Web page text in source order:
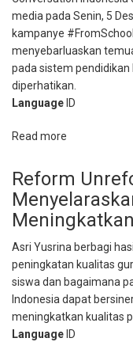
media pada Senin, 5
kampanye
menyebarluaskan
pada sistem
diperhatikan.
Language ID
Read more
Media:
RISE
untuk
Atasi
Krisis
Pembelajaran
Indonesia
Reform
Asri Yusrina berbagi
peningkatan kualitas
siswa dan bagaimana
Indonesia dapat
meningkatkan kualitas
Language ID